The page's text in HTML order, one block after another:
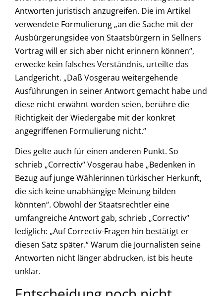
Antworten juristisch anzugreifen. Die im Artikel
verwendete Formulierung „an die Sache mit der
Ausbürgerungsidee von Staatsbürgern in Sellners
Vortrag will er sich aber nicht erinnern können“,
erwecke kein falsches Verständnis, urteilte das
Landgericht. „Daß Vosgerau weitergehende
Ausführungen in seiner Antwort gemacht habe und
diese nicht erwähnt worden seien, berühre die
Richtigkeit der Wiedergabe mit der konkret
angegriffenen Formulierung nicht.“
Dies gelte auch für einen anderen Punkt. So
schrieb „Correctiv“ Vosgerau habe „Bedenken in
Bezug auf junge Wählerinnen türkischer Herkunft,
die sich keine unabhängige Meinung bilden
könnten“. Obwohl der Staatsrechtler eine
umfangreiche Antwort gab, schrieb „Correctiv“
lediglich: „Auf Correctiv-Fragen hin bestätigt er
diesen Satz später.“ Warum die Journalisten seine
Antworten nicht länger abdrucken, ist bis heute
unklar.